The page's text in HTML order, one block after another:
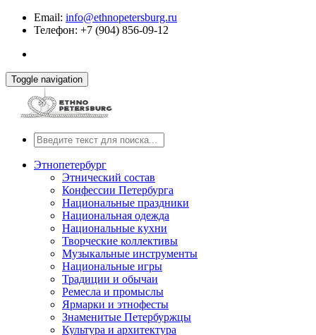
Email: info@ethnopetersburg.ru
Телефон: +7 (904) 856-09-12
Toggle navigation
Этнопетербург
Этнический состав
Конфессии Петербурга
Национальные праздники
Национальная одежда
Национальные кухни
Творческие коллективы
Музыкальные инструменты
Национальные игры
Традиции и обычаи
Ремесла и промыслы
Ярмарки и этнофесты
Знаменитые Петербуржцы
Культура и архитектура